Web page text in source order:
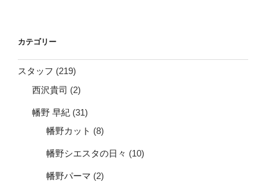
カテゴリー
スタッフ (219)
西沢貴司 (2)
幡野 早紀 (31)
幡野カット (8)
幡野シエスタの日々 (10)
幡野パーマ (2)